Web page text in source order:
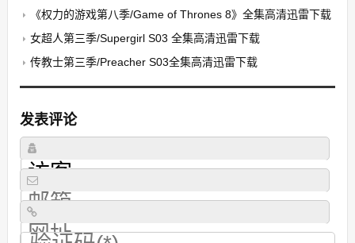
《权力的游戏第八季/Game of Thrones 8》全集高清迅雷下载
女超人第三季/Supergirl S03 全集高清迅雷下载
传教士第三季/Preacher S03全集高清迅雷下载
发表评论